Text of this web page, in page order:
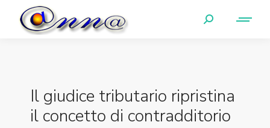
Il giudice tributario ripristina
il concetto di contradditorio